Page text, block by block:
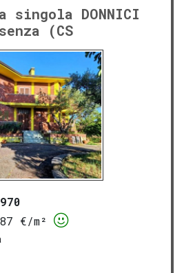
DONNICI
(CS
€/m²